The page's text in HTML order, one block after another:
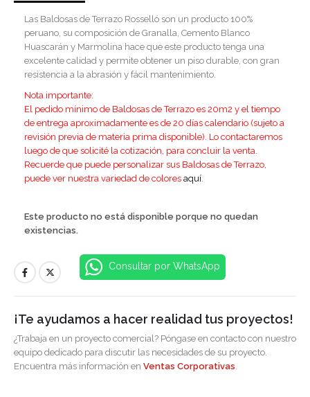
Las Baldosas de Terrazo Rosselló son un producto 100%
peruano, su composición de Granalla, Cemento Blanco
Huascarán y Marmolina hace que este producto tenga una
excelente calidad y permite obtener un piso durable, con gran
resistencia a la abrasión y fácil mantenimiento.
Nota importante:
El pedido mínimo de Baldosas de Terrazo es 20m2 y el tiempo
de entrega aproximadamente es de 20 días calendario (sujeto a
revisión previa de materia prima disponible). Lo contactaremos
luego de que solicité la cotización, para concluir la venta.
Recuerde que puede personalizar sus Baldosas de Terrazo,
puede ver nuestra variedad de colores aquí.
Este producto no está disponible porque no quedan
existencias.
Consultar por WhatsApp
¡Te ayudamos a hacer realidad tus proyectos!
¿Trabaja en un proyecto comercial? Póngase en contacto con nuestro
equipo dedicado para discutir las necesidades de su proyecto.
Encuentra más información en Ventas Corporativas.